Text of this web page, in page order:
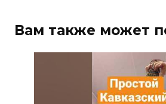
Вам также может